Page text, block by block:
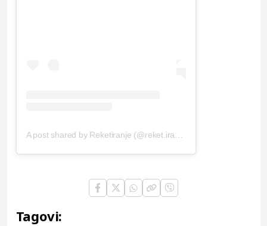
A post shared by Reketiranje (@reket.iranje)
Tagovi: